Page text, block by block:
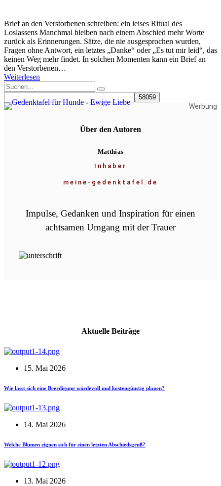
Brief an den Verstorbenen schreiben: ein leises Ritual des
Loslassens Manchmal bleiben nach einem Abschied mehr Worte
zurück als Erinnerungen. Sätze, die nie ausgesprochen wurden,
Fragen ohne Antwort, ein letztes „Danke“ oder „Es tut mir leid“, das
keinen Weg mehr findet. In solchen Momenten kann ein Brief an
den Verstorbenen…
Weiterlesen
Werbung
Über den Autoren
Matthias
Inhaber
meine-gedenktafel.de
Impulse, Gedanken und Inspiration für einen
achtsamen Umgang mit der Trauer
Aktuelle Beiträge
15. Mai 2026
Wie lässt sich eine Beerdigung würdevoll und kostengünstig planen?
14. Mai 2026
Welche Blumen eignen sich für einen letzten Abschiedsgruß?
13. Mai 2026